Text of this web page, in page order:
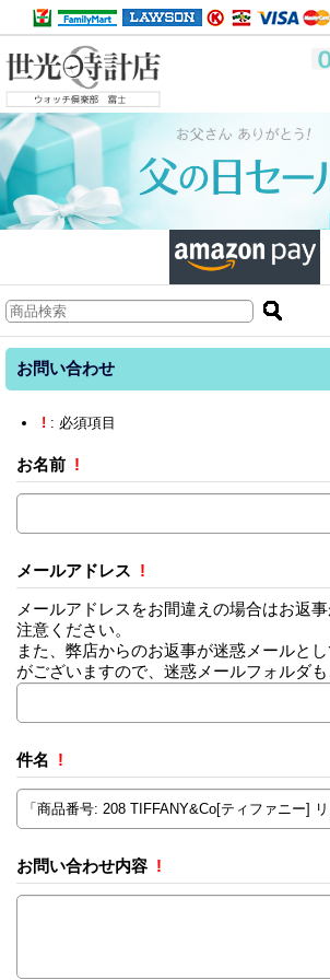
お問い合わせ
! : 必須項目
お名前 !
メールアドレス !
メールアドレスをお間違えの場合はお返
注意ください。
また、弊店からのお返事が迷惑メールと
がございますので、迷惑メールフォルダも
件名 !
お問い合わせ内容 !